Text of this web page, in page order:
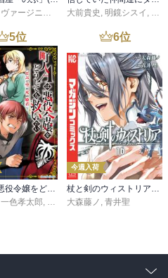
ヴァージニア二等兵 ,転
大前貴史 , 明鏡シスイ , ｔ
5位
町人Ａは悪役令嬢をどうしても救いたい ～どぶと空と氷の姫君～１０【電子書店共通特典イラスト付】
一色孝太郎, Parum
6位
今週入荷
杖と剣のウィストリア（１６）
大森藤ノ , 青井聖